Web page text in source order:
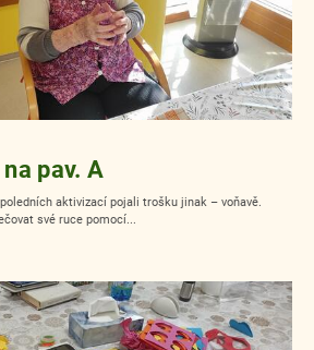
pav. A
aktivizací pojali trošku jinak – voňavě.
své ruce pomocí...